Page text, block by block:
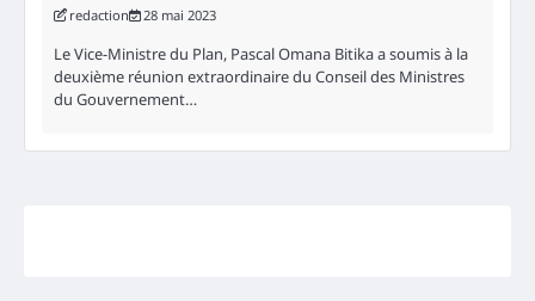
redaction 28 mai 2023
Le Vice-Ministre du Plan, Pascal Omana Bitika a soumis à la
deuxième réunion extraordinaire du Conseil des Ministres
du Gouvernement…